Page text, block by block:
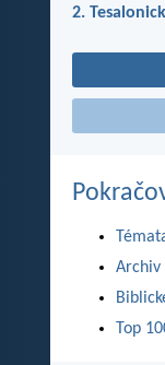
2.
Archiv
Top